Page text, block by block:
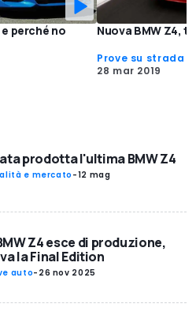
perché no Nuova BMW Z4,
Prove su strada
28 mar 2019
prodotta l'ultima BMW Z4
e mercato-12 mag
Z4 esce di produzione,
la Final Edition
auto- 26 nov 2025